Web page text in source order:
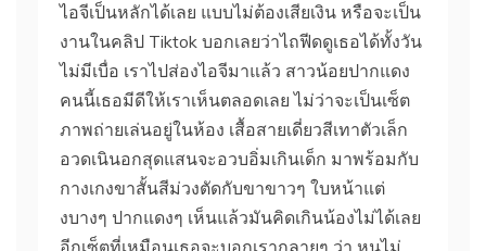
ไอจีเป็นหลักได้เลย แบบไม่ต้องเสียเงิน หรือจะเป็น
งานในคลิป Tiktok บอกเลยว่าไถฟีดดูเธอได้ทั้งวัน
ไม่มีเบื่อ เราไปส่องไอจีมาแล้ว สาวน้อยปากแดง
คนนี้เธอมีดีให้เราเห็นตลอดเลย ไม่ว่าจะเป็นเซ็ต
ภาพถ่ายเล่นอยู่ในห้อง เสื้อสายเดี่ยวสีเทาตัวเล็ก
อวดเนินอกสุดแสนจะอวบอิ่มเกินเด็ก มาพร้อมกับ
กางเกงขาสั้นสีม่วงตัดกับขาขาวๆ ใบหน้าแต่
งบางๆ ปากแดงๆ เห็นแล้วมันคิดเกินน้องไม่ได้เลย